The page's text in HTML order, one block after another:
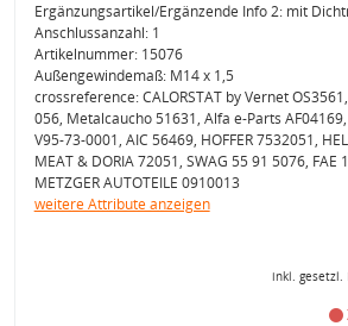
Ergänzungsartikel/Ergänzende Info 2: mit
Anschlussanzahl: 1
Artikelnummer: 15076
Außengewindemaß: M14 x 1,5
crossreference: CALORSTAT by Vernet
056, Metalcaucho 51631, Alfa e-Parts AF04169,
V95-73-0001, AIC 56469, HOFFER 7532051,
MEAT & DORIA 72051, SWAG 55 91 5076, FAE
METZGER AUTOTEILE 0910013
weitere Attribute anzeigen
inkl. gesetzl.